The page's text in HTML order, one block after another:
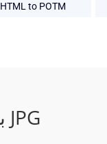
HTML to POTM
نحوه تبدیل HTML به JPG